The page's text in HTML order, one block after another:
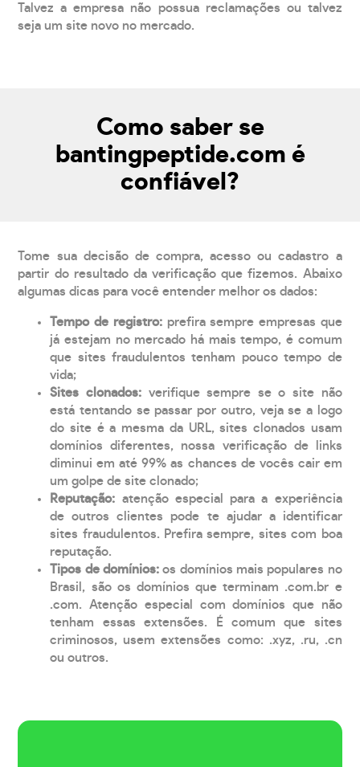
Talvez a empresa não possua reclamações ou talvez
seja um site novo no mercado.
Como saber se
bantingpeptide.com é
confiável?
Tome sua decisão de compra, acesso ou cadastro a
partir do resultado da verificação que fizemos. Abaixo
algumas dicas para você entender melhor os dados:
Tempo de registro: prefira sempre empresas que
já estejam no mercado há mais tempo, é comum
que sites fraudulentos tenham pouco tempo de
vida;
Sites clonados: verifique sempre se o site não
está tentando se passar por outro, veja se a logo
do site é a mesma da URL, sites clonados usam
domínios diferentes, nossa verificação de links
diminui em até 99% as chances de vocês cair em
um golpe de site clonado;
Reputação: atenção especial para a experiência
de outros clientes pode te ajudar a identificar
sites fraudulentos. Prefira sempre, sites com boa
reputação.
Tipos de domínios:os domínios mais populares no
Brasil, são os domínios que terminam .com.br e
.com. Atenção especial com domínios que não
tenham essas extensões. É comum que sites
criminosos, usem extensões como: .xyz, .ru, .cn
ou outros.